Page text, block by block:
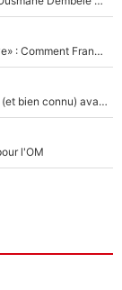
«La stratégie de l’OM est totalement contre-productive» : Comment Frank McCourt vient plomber les plans de Grégory Lorenzi dans ce mercato
Zion Suzuki arrive au PSG : Un autre gardien surprise (et bien connu) avait été imaginé par Luis Campos !
l'OM